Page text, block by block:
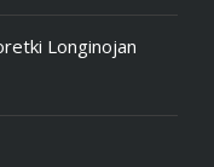
Longinojan